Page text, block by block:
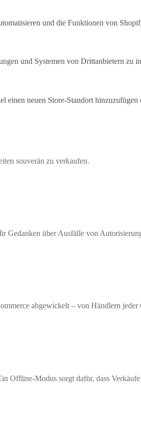
und die Funktionen von
und Systemen von Drittanbietern zu
einen neuen Store-Standort
souverän zu verkaufen.
über Ausfälle von
abgewickelt – von Händlern jeder
Offline-Modus sorgt dafür, dass